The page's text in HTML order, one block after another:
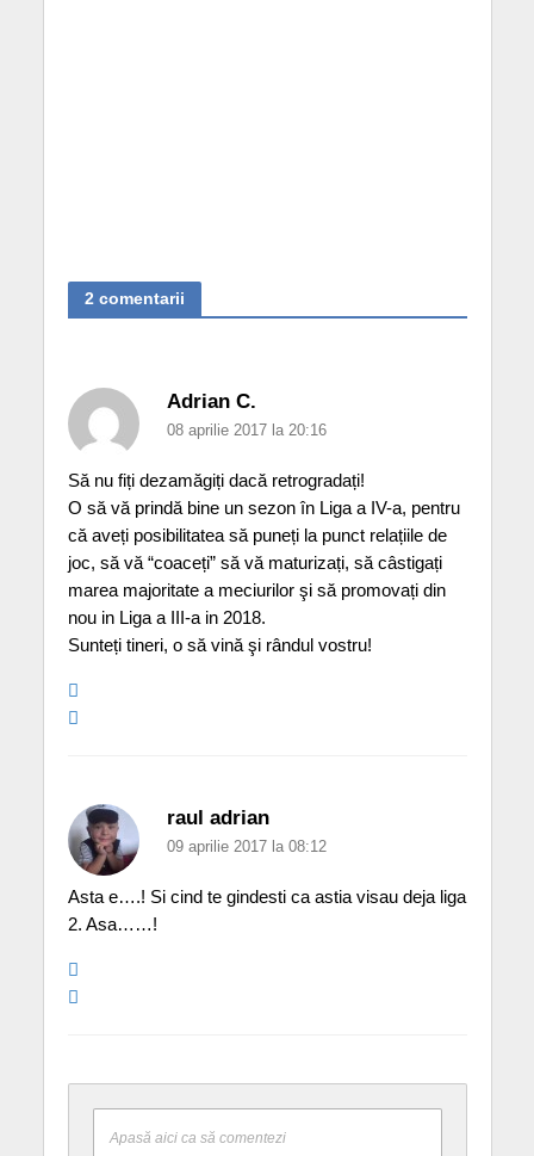
2 comentarii
Adrian C.
08 aprilie 2017 la 20:16
Să nu fiți dezamăgiți dacă retrogradați!
O să vă prindă bine un sezon în Liga a IV-a, pentru
că aveți posibilitatea să puneți la punct relațiile de
joc, să vă “coaceți” să vă maturizați, să câstigați
marea majoritate a meciurilor şi să promovați din
nou in Liga a III-a in 2018.
Sunteți tineri, o să vină şi rândul vostru!
raul adrian
09 aprilie 2017 la 08:12
Asta e….! Si cind te gindesti ca astia visau deja liga
2. Asa……!
Apasă aici ca să comentezi